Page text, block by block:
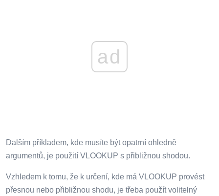
ad
Dalším příkladem, kde musíte být opatrní ohledně
argumentů, je použití VLOOKUP s přibližnou shodou.
Vzhledem k tomu, že k určení, kde má VLOOKUP provést
přesnou nebo přibližnou shodu, je třeba použít volitelný